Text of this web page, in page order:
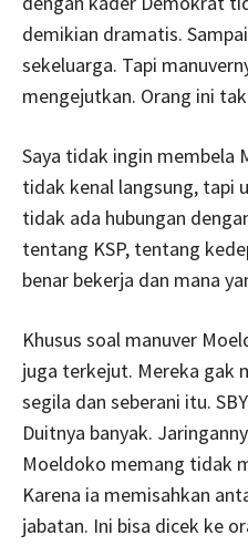
demikian dramatis.
sekeluarga. Tapi
mengejutkan. Orang ini
Saya tidak ingin membela
tidak kenal langsung, tapi
tidak ada hubungan
tentang KSP, tentang
benar bekerja dan mana
Khusus soal manuver
juga terkejut. Mereka gak
segila dan seberani itu.
Duitnya banyak.
Moeldoko memang tidak
Karena ia memisahkan
jabatan. Ini bisa dicek ke